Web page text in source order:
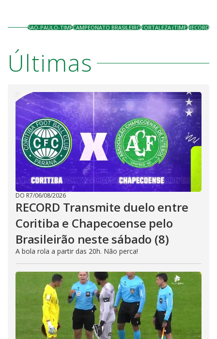
SAO-PAULO-TIMECAMPEONATO BRASILEIROFORTALEZA (TIME)RECORD
Últimas
DO R7/06/08/2026
RECORD Transmite duelo entre
Coritiba e Chapecoense pelo
Brasileirão neste sábado (8)
A bola rola a partir das 20h. Não perca!